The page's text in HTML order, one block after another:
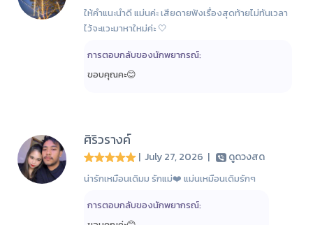
ให้คำแนะนำดี แม่นค่ะ เสียดายฟังเรื่องสุดท้ายไม่ทันเวลา
ไว้จะแวะมาหาใหม่ค่ะ 🤍
การตอบกลับของนักพยากรณ์:
ขอบคุณคะ😊
ศิริวรางค์
| July 27, 2026 | ดูดวงสด
น่ารักเหมือนเดิมม รักแม่❤️ แม่นเหมือนเดิมรักๆ
การตอบกลับของนักพยากรณ์: